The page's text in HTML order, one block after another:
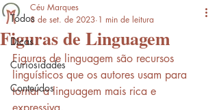
Todos
Dicas
Curiosidades
Conteúdos
Figuras de Linguagem
Céu Marques
8 de set. de 2023 1 min de leitura
Figuras de linguagem são recursos
linguísticos que os autores usam para
tornar a linguagem mais rica e